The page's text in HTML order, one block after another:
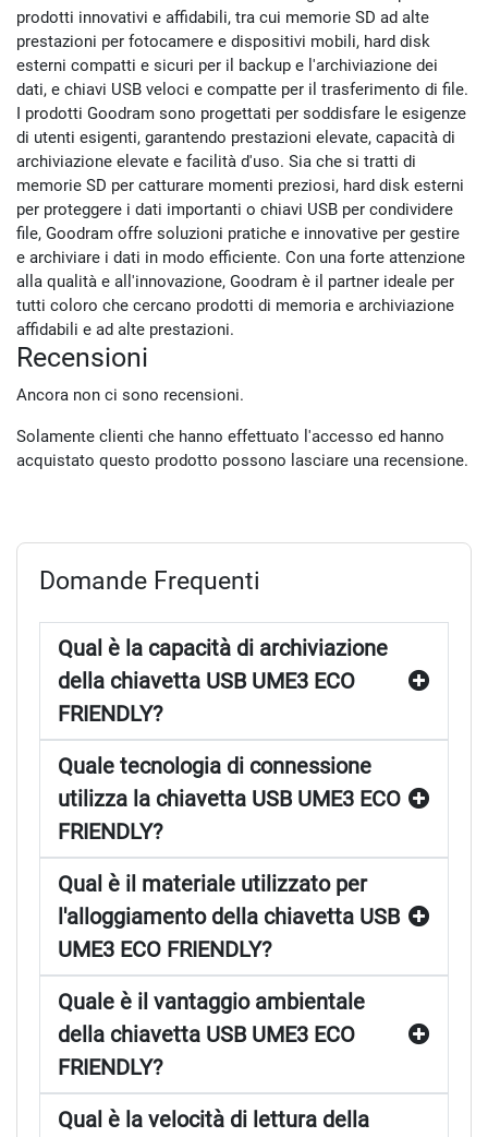
prodotti innovativi e affidabili, tra cui memorie SD ad alte
prestazioni per fotocamere e dispositivi mobili, hard disk
esterni compatti e sicuri per il backup e l'archiviazione dei
dati, e chiavi USB veloci e compatte per il trasferimento di file.
I prodotti Goodram sono progettati per soddisfare le esigenze
di utenti esigenti, garantendo prestazioni elevate, capacità di
archiviazione elevate e facilità d'uso. Sia che si tratti di
memorie SD per catturare momenti preziosi, hard disk esterni
per proteggere i dati importanti o chiavi USB per condividere
file, Goodram offre soluzioni pratiche e innovative per gestire
e archiviare i dati in modo efficiente. Con una forte attenzione
alla qualità e all'innovazione, Goodram è il partner ideale per
tutti coloro che cercano prodotti di memoria e archiviazione
affidabili e ad alte prestazioni.
Recensioni
Ancora non ci sono recensioni.
Solamente clienti che hanno effettuato l'accesso ed hanno
acquistato questo prodotto possono lasciare una recensione.
Domande Frequenti
Qual è la capacità di archiviazione
della chiavetta USB UME3 ECO
FRIENDLY?
Quale tecnologia di connessione
utilizza la chiavetta USB UME3 ECO
FRIENDLY?
Qual è il materiale utilizzato per
l'alloggiamento della chiavetta USB
UME3 ECO FRIENDLY?
Quale è il vantaggio ambientale
della chiavetta USB UME3 ECO
FRIENDLY?
Qual è la velocità di lettura della